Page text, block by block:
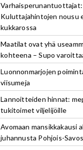
Varhaisperunantuottajat:
Kuluttajahintojen nousu
kukkarossa
Maatilat ovat yhä
kohteena – Supo
Luonnonmarjojen
viisumeja
Lannoitteiden hinnat:
tukitoimet viljelijöille
Avomaan mansikkakausi
juhannusta Pohjois-